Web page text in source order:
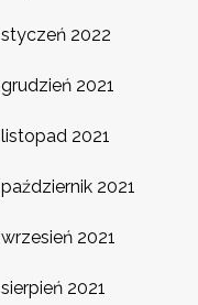
styczeń 2022
grudzień 2021
listopad 2021
październik 2021
wrzesień 2021
sierpień 2021